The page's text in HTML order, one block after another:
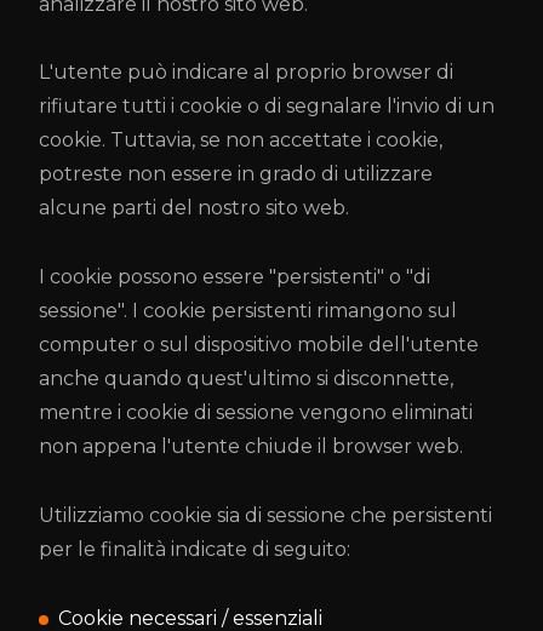
L'utente può indicare al proprio browser di
rifiutare tutti i cookie o di segnalare l'invio di un
cookie. Tuttavia, se non accettate i cookie,
potreste non essere in grado di utilizzare
alcune parti del nostro sito web.
I cookie possono essere "persistenti" o "di
sessione". I cookie persistenti rimangono sul
computer o sul dispositivo mobile dell'utente
anche quando quest'ultimo si disconnette,
mentre i cookie di sessione vengono eliminati
non appena l'utente chiude il browser web.
Utilizziamo cookie sia di sessione che persistenti
per le finalità indicate di seguito:
Cookie necessari / essenziali